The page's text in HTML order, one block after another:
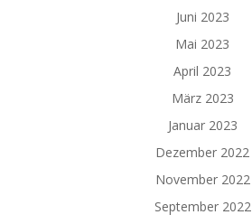
Juni 2023
Mai 2023
April 2023
März 2023
Januar 2023
Dezember 2022
November 2022
September 2022